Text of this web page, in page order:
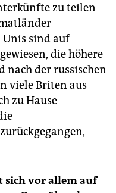
zu teilen
Unis sind auf
die höhere
nach der russischen
viele Briten aus
zu Hause
sich vor allem auf